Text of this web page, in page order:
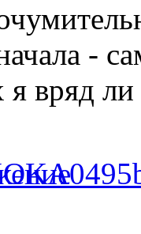
-
я вряд